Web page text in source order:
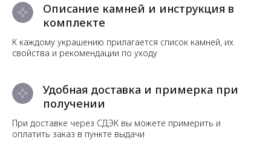
Описание камней и инструкция в
комплекте
К каждому украшению прилагается список камней, их
свойства и рекомендации по уходу
Удобная доставка и примерка при
получении
При доставке через СДЭК вы можете примерить и
оплатить заказ в пункте выдачи